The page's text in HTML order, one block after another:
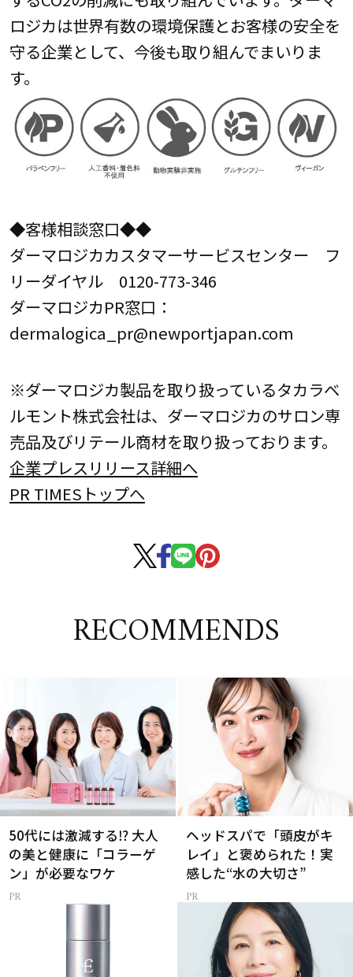
ロジカは世界有数の環境保護とお客様の安全を
守る企業として、今後も取り組んでまいりま
す。
◆客様相談窓口◆◆
ダーマロジカカスタマーサービスセンター フ
リーダイヤル 0120-773-346
ダーマロジカPR窓口：
dermalogica_pr@newportjapan.com
※ダーマロジカ製品を取り扱っているタカラベ
ルモント株式会社は、ダーマロジカのサロン専
売品及びリテール商材を取り扱っております。
企業プレスリリース詳細へ
PR TIMESトップへ
RECOMMENDS
50代には激減する⁉ 大人
の美と健康に「コラーゲ
ン」が必要なワケ
ヘッドスパで「頭皮がキ
レイ」と褒められた！実
感した“水の大切さ”